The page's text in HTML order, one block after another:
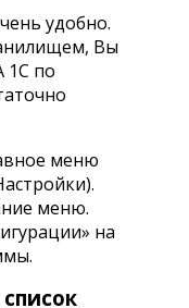
удобно.
Вы
1С по
меню
меню.
на